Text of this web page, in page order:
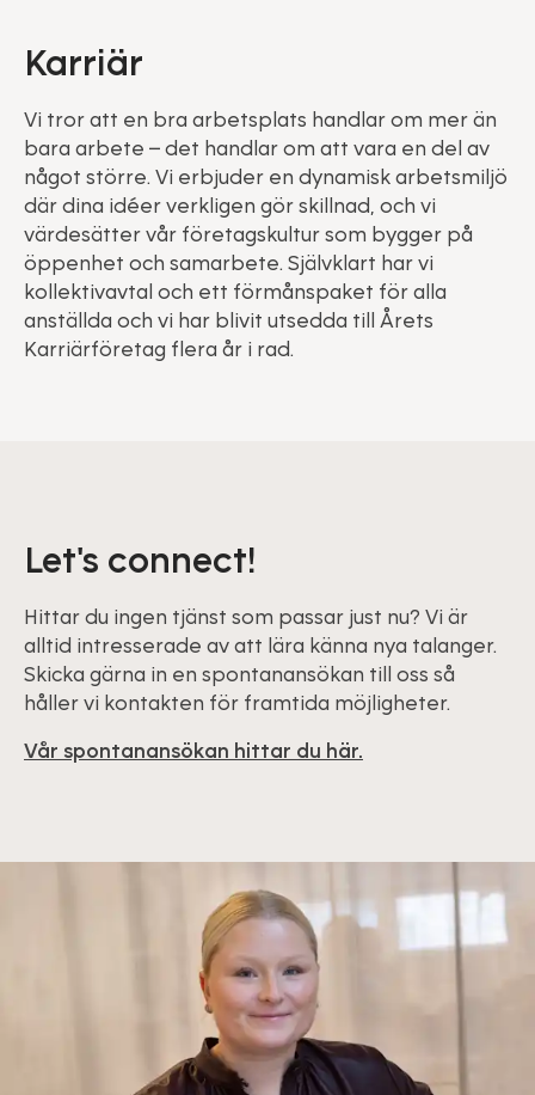
Karriär
Vi tror att en bra arbetsplats handlar om mer än
bara arbete – det handlar om att vara en del av
något större. Vi erbjuder en dynamisk arbetsmiljö
där dina idéer verkligen gör skillnad, och vi
värdesätter vår företagskultur som bygger på
öppenhet och samarbete. Självklart har vi
kollektivavtal och ett förmånspaket för alla
anställda och vi har blivit utsedda till Årets
Karriärföretag flera år i rad.
Let's connect!
Hittar du ingen tjänst som passar just nu? Vi är
alltid intresserade av att lära känna nya talanger.
Skicka gärna in en spontanansökan till oss så
håller vi kontakten för framtida möjligheter.
Vår spontanansökan hittar du här.